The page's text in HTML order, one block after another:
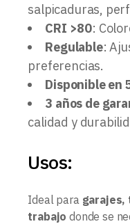
salpicaduras,
CRI >80:
Regulable:
preferencias.
Disponible en
3 años de
calidad y
Usos:
Ideal para garajes,
trabajo donde se